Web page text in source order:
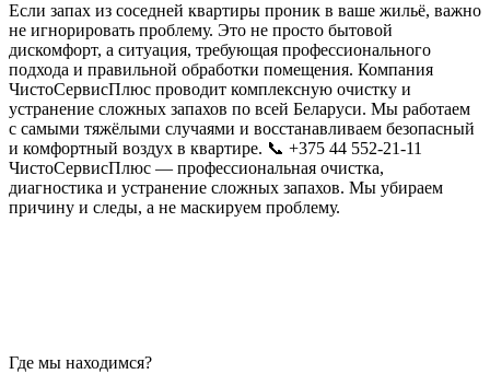
Если запах из соседней квартиры проник в ваше жильё, важно
не игнорировать проблему. Это не просто бытовой
дискомфорт, а ситуация, требующая профессионального
подхода и правильной обработки помещения. Компания
ЧистоСервисПлюс проводит комплексную очистку и
устранение сложных запахов по всей Беларуси. Мы работаем
с самыми тяжёлыми случаями и восстанавливаем безопасный
и комфортный воздух в квартире. 📞 +375 44 552-21-11
ЧистоСервисПлюс — профессиональная очистка,
диагностика и устранение сложных запахов. Мы убираем
причину и следы, а не маскируем проблему.
Где мы находимся?